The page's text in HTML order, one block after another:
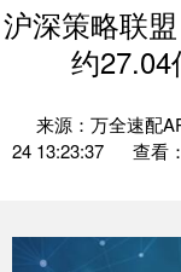
沪深策略联
约
来源：万全速配
24 13:23:37
查看